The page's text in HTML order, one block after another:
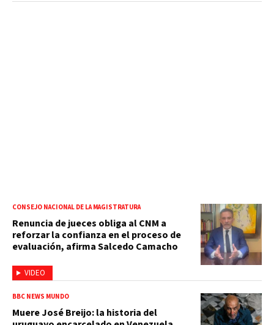
VIDEO
CONSEJO NACIONAL DE LA MAGISTRATURA
Renuncia de jueces obliga al CNM a
reforzar la confianza en el proceso de
evaluación, afirma Salcedo Camacho
BBC NEWS MUNDO
Muere José Breijo: la historia del